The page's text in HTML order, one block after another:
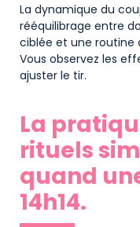
La dynamique du
rééquilibrage entre
ciblée et une routine
Vous observez les
ajuster le tir.
La
rituels
quand
14h14.